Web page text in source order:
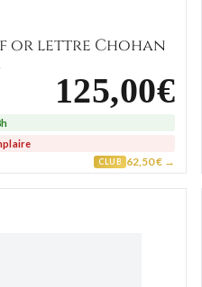
or lettre Chohan
125,00€
CLUB 62,50 € →
Pendentif Croix Or